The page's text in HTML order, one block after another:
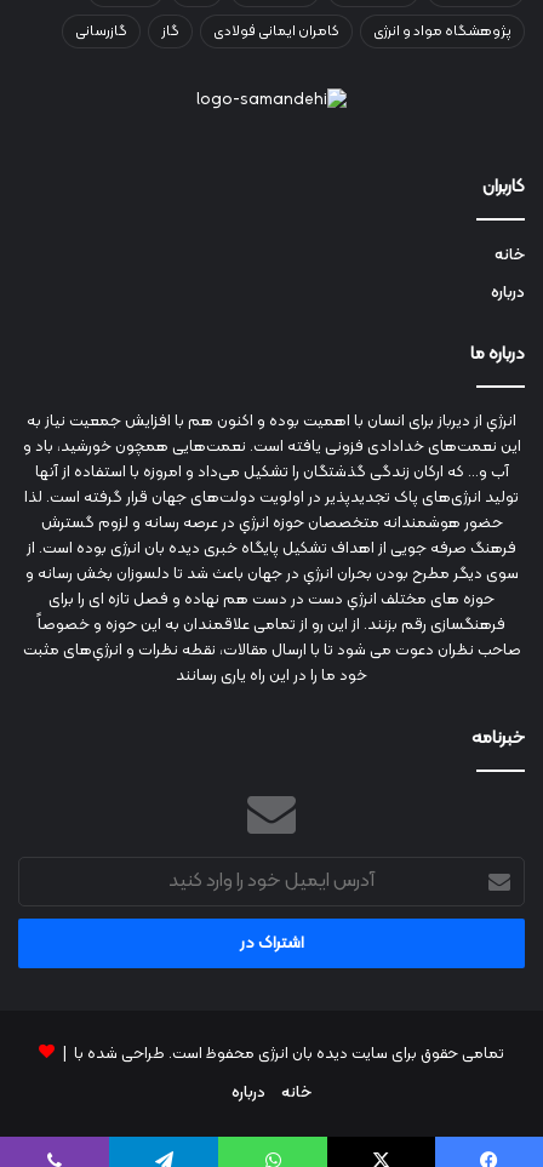
پژوهشگاه مواد و انرژی
کامران ایمانی فولادی گاز گازرسانی
کاربران
خانه
درباره
درباره ما
انرژي‌ از دیرباز برای انسان با اهمیت بوده و اکنون هم با افزایش جمعیت نیاز به
این نعمت‌های خدادادی فزونی یافته است. نعمت‌هایی همچون خورشید، باد و
آب و... که ارکان زندگی گذشتگان را تشکیل می‌داد و امروزه با استفاده از آنها
تولید انرژی‌های پاک تجدیدپذیر در اولویت دولت‌های جهان قرار گرفته است. لذا
حضور هوشمندانه متخصصان حوزه انرژي در عرصه رسانه و لزوم گسترش
فرهنگ صرفه جویی از اهداف تشکیل پایگاه خبری دیده بان انرژی بوده است. از
سوی دیگر مطرح بودن بحران انرژي در جهان باعث شد تا دلسوزان بخش رسانه و
حوزه های مختلف انرژي دست در دست هم نهاده و فصل تازه ای را برای
فرهنگسازی رقم بزنند. از این رو از تمامی علاقمندان به این حوزه و خصوصاً
صاحب نظران دعوت می شود تا با ارسال مقالات، نقطه نظرات و انرژي‌های مثبت
خود ما را در این راه یاری رسانند
خبرنامه
آدرس
ایمیل
خود
وارد
تمامی حقوق برای سایت دیده بان انرژی محفوظ است. طراحی شده با |
خانه
درباره